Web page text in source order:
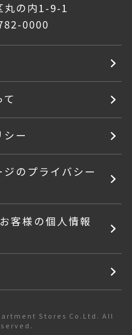
丸の内1-9-1
0000
ー
のプライバシー
客様の個人情報
Stores Co.Ltd. All